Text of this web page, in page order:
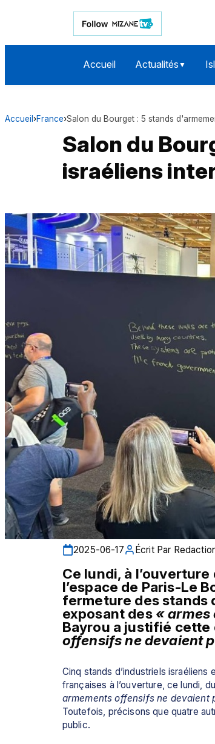
Accueil Actualités ▼
Accueil ›France›Salon du Bourget : 5 stands
Salon du
israéliens
2025-06-17 Écrit Par
Ce lundi, à
l’espace de Paris-Le
fermeture des stands
exposant des « armes
Bayrou a justifié cette
offensifs ne devaient
Cinq stands d’industriels
françaises à l’ouverture, ce lundi,
armements offensifs ne devaient
Toutefois, précisons que quatre
public.